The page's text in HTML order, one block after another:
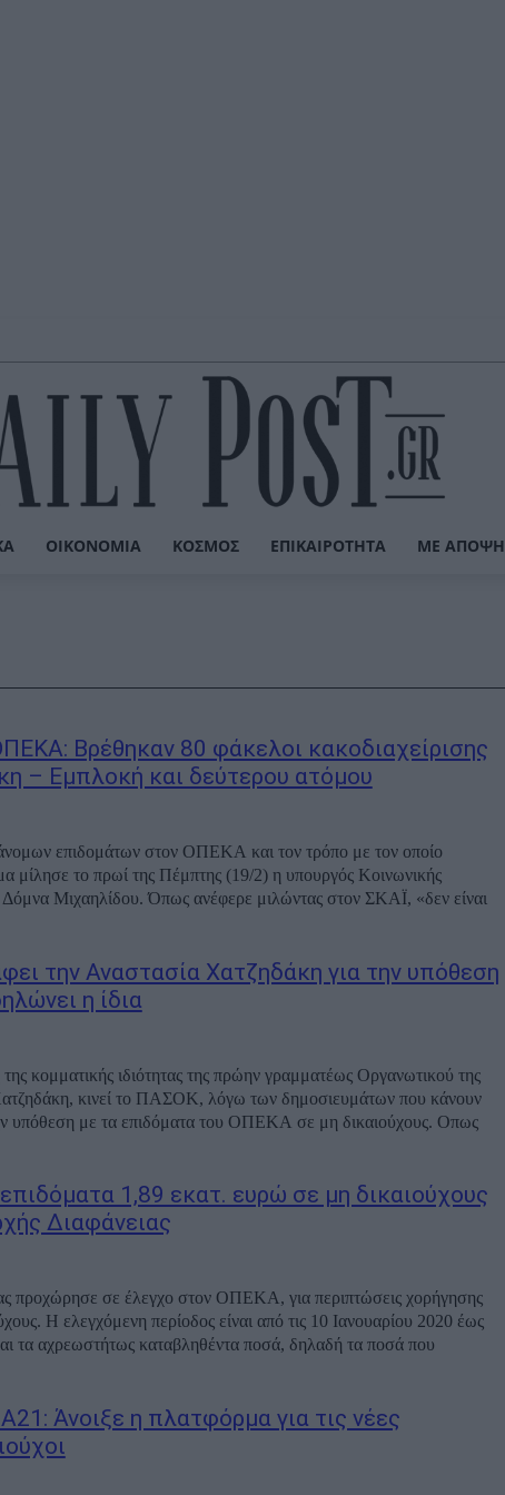
ΟΙΚΟΝΟΜΊΑ ΚΌΣΜΟΣ ΕΠΙΚΑΙΡΌΤΗΤΑ ΜΕ ΆΠΟΨΗ
Βρέθηκαν 80 φάκελοι κακοδιαχείρισης
– Εμπλοκή και δεύτερου ατόμου
επιδομάτων στον ΟΠΕΚΑ και τον τρόπο με τον οποίο
μίλησε το πρωί της Πέμπτης (19/2) η υπουργός Κοινωνικής
Δόμνα Μιχαηλίδου. Όπως ανέφερε μιλώντας στον ΣΚΑΪ, «δεν είναι
την Αναστασία Χατζηδάκη για την υπόθεση
η ίδια
της κομματικής ιδιότητας της πρώην γραμματέως Οργανωτικού της
κινεί το ΠΑΣΟΚ, λόγω των δημοσιευμάτων που κάνουν
υπόθεση με τα επιδόματα του ΟΠΕΚΑ σε μη δικαιούχους. Οπως
1,89 εκατ. ευρώ σε μη δικαιούχους
Διαφάνειας
προχώρησε σε έλεγχο στον ΟΠΕΚΑ, για περιπτώσεις χορήγησης
Η ελεγχόμενη περίοδος είναι από τις 10 Ιανουαρίου 2020 έως
τα αχρεωστήτως καταβληθέντα ποσά, δηλαδή τα ποσά που
Άνοιξε η πλατφόρμα για τις νέες